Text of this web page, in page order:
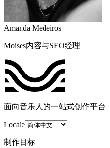
Amanda Medeiros
Moises内容与SEO经理
面向音乐人的一站式创作平台
Locale
制作目标